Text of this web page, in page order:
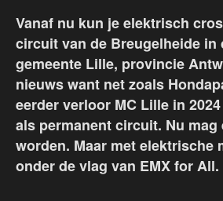
Vanaf nu kun je elektrisch
circuit van de Breugelheide in
gemeente Lille, provincie
nieuws want net zoals
eerder verloor MC Lille in
als permanent circuit. Nu
worden. Maar met elektrische
onder de vlag van EMX for All.